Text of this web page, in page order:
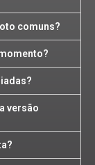
comuns?
versão